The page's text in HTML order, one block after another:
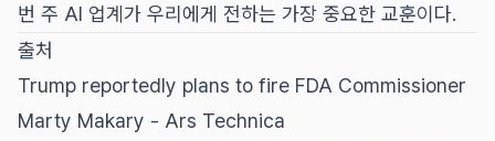
번 주 AI 업계가 우리에게 전하는 가장 중요한 교훈이다.
출처
Trump reportedly plans to fire FDA Commissioner
Marty Makary - Ars Technica